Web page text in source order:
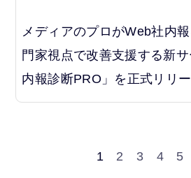
メディアのプロがWeb社内
門家視点で改善支援する新
内報診断PRO」を正式リリ
1 2 3 4 5